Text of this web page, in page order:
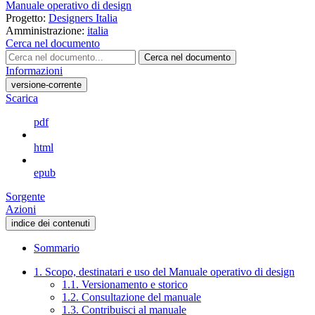
Manuale operativo di design
Progetto: Designers Italia
Amministrazione: italia
Cerca nel documento
Cerca nel documento
Informazioni
versione-corrente
Scarica
pdf
html
epub
Sorgente
Azioni
indice dei contenuti
Sommario
1. Scopo, destinatari e uso del Manuale operativo di design
1.1. Versionamento e storico
1.2. Consultazione del manuale
1.3. Contribuisci al manuale